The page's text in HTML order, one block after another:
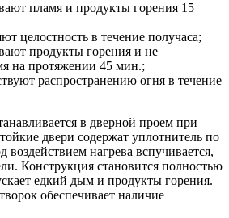
пламя и продукты горения 15
целостность в течение получаса;
продукты горения и не
на протяжении 45 мин.;
распространению огня в течение
в дверной проем при
двери содержат уплотнитель по
воздействием нагрева вспучивается,
Конструкция становится полностью
едкий дым и продукты горения.
обеспечивает наличие